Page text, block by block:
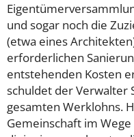
und sogar noch die
(etwa eines
erforderlichen
entstehenden Kosten
schuldet der Verwalter
gesamten Werklohns.
Gemeinschaft im